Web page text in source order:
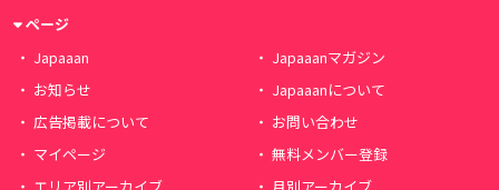
ページ
Japaaan
Japaaanマガジン
お知らせ
Japaaanについて
広告掲載について
お問い合わせ
マイページ
無料メンバー登録
エリア別アーカイブ
月別アーカイブ